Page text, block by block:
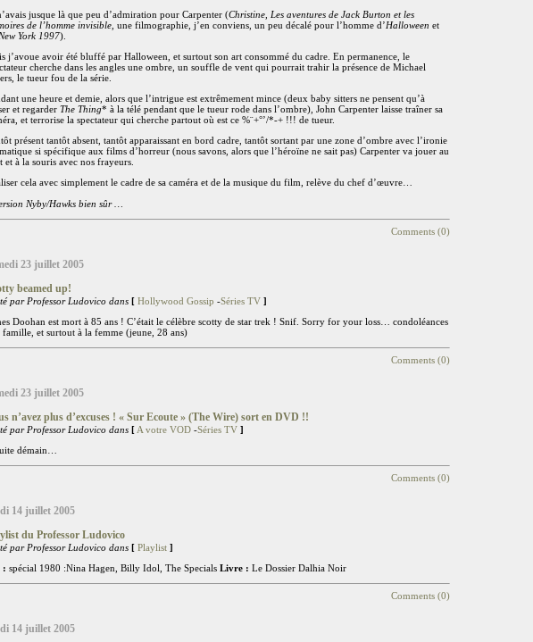
jusque là que peu d’admiration pour Carpenter (Christine, Les aventures de Jack Burton et les
de l’homme invisible , une filmographie, j’en conviens, un peu décalé pour l’homme d’Halloween et
New York 1997).
j’avoue avoir été bluffé par Halloween, et surtout son art consommé du cadre. En permanence, le
cherche dans les angles une ombre, un souffle de vent qui pourrait trahir la présence de Michael
le tueur fou de la série.
une heure et demie, alors que l’intrigue est extrêmement mince (deux baby sitters ne pensent qu’à
et regarder The Thing* à la télé pendant que le tueur rode dans l’ombre), John Carpenter laisse traîner sa
et terrorise la spectateur qui cherche partout où est ce %¨+°’/*-+ !!! de tueur.
présent tantôt absent, tantôt apparaissant en bord cadre, tantôt sortant par une zone d’ombre avec l’ironie
si spécifique aux films d’horreur (nous savons, alors que l’héroïne ne sait pas) Carpenter va jouer au
et à la souris avec nos frayeurs.
cela avec simplement le cadre de sa caméra et de la musique du film, relève du chef d’œuvre…
Nyby/Hawks bien sûr …
Comments (0)
23 juillet 2005
beamed up!
par Professor Ludovico dans [ Hollywood Gossip -Séries TV ]
Doohan est mort à 85 ans ! C’était le célèbre scotty de star trek ! Snif. Sorry for your loss… condoléances
famille, et surtout à la femme (jeune, 28 ans)
Comments (0)
23 juillet 2005
n’avez plus d’excuses ! « Sur Ecoute » (The Wire) sort en DVD !!
par Professor Ludovico dans [ A votre VOD -Séries TV ]
démain…
Comments (0)
14 juillet 2005
du Professor Ludovico
par Professor Ludovico dans [ Playlist ]
: spécial 1980 :Nina Hagen, Billy Idol, The Specials Livre : Le Dossier Dalhia Noir
Comments (0)
14 juillet 2005